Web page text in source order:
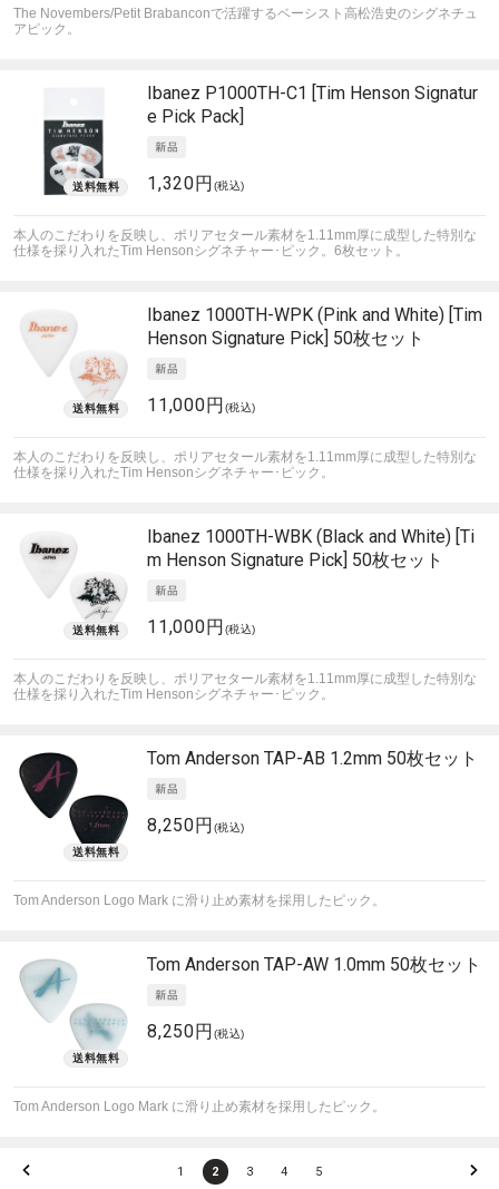
The Novembers/Petit Brabanconで活躍するベーシスト高松浩史のシグネチュ
アピック。
Ibanez P1000TH-C1 [Tim Henson Signatur
e Pick Pack]
1,320円 (税込)
本人のこだわりを反映し、ポリアセタール素材を1.11mm厚に成型した特別な
仕様を採り入れたTim Hensonシグネチャー･ピック。6枚セット。
Ibanez 1000TH-WPK (Pink and White) [Tim
Henson Signature Pick] 50枚セット
11,000円 (税込)
本人のこだわりを反映し、ポリアセタール素材を1.11mm厚に成型した特別な
仕様を採り入れたTim Hensonシグネチャー･ピック。
Ibanez 1000TH-WBK (Black and White) [Ti
m Henson Signature Pick] 50枚セット
11,000円 (税込)
本人のこだわりを反映し、ポリアセタール素材を1.11mm厚に成型した特別な
仕様を採り入れたTim Hensonシグネチャー･ピック。
Tom Anderson TAP-AB 1.2mm 50枚セット
8,250円 (税込)
Tom Anderson Logo Mark に滑り止め素材を採用したピック。
Tom Anderson TAP-AW 1.0mm 50枚セット
8,250円 (税込)
Tom Anderson Logo Mark に滑り止め素材を採用したピック。
1 2 3 4 5